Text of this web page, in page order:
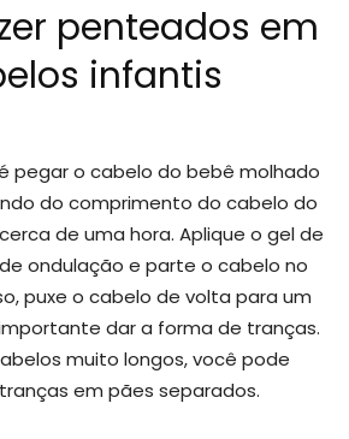
penteados em
infantis
pegar o cabelo do bebê molhado
do comprimento do cabelo do
de uma hora. Aplique o gel de
ondulação e parte o cabelo no
puxe o cabelo de volta para um
dar a forma de tranças.
muito longos, você pode
em pães separados.